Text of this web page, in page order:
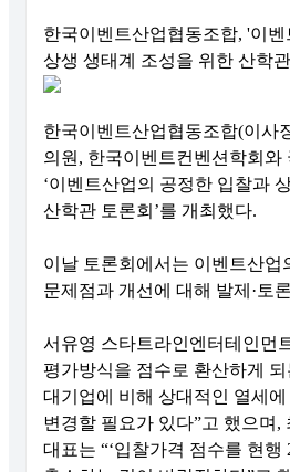
한국이벤트산업협동조합, '이
상생 생태계 조성을 위한 산학
한국이벤트산업협동조합(이사
의원, 한국이벤트컨벤션학회와
‘이벤트산업의 공정한 입찰과
산학관 토론회’를 개최했다.
이날 토론회에서는 이벤트산업
문제점과 개선에 대해 발제·토
서유영 스타트라인엔터테인먼
평가방식을 점수로 환산하게 되
대기업에 비해 상대적인 열세
변경할 필요가 있다”고 했으며,
대표는 “‘입찰가격 점수를 현행